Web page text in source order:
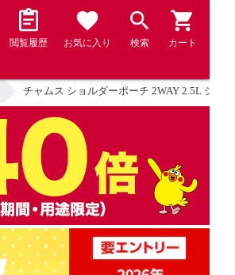
閲覧履歴 お気に入り 検索 カート
チャムス ショルダーポーチ 2WAY 2.5L ショ